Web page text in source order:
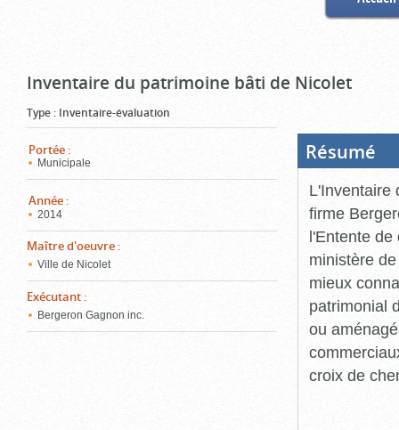
Inventaire du patrimoine bâti de Nicolet
Type : Inventaire-évaluation
Portée :
Municipale
Année :
2014
Maître d'oeuvre :
Ville de Nicolet
Exécutant :
Bergeron Gagnon inc.
Résumé
L'Inventaire
firme
l'Entente de
ministère
mieux
patrimonial
ou
croix de